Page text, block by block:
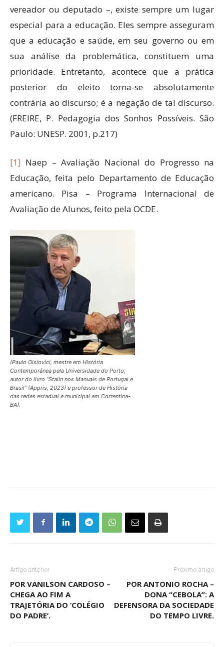
vereador ou deputado –, existe sempre um lugar
especial para a educação. Eles sempre asseguram
que a educação e saúde, em seu governo ou em
sua análise da problemática, constituem uma
prioridade. Entretanto, acontece que a prática
posterior do eleito torna-se absolutamente
contrária ao discurso; é a negação de tal discurso.
(FREIRE, P. Pedagogia dos Sonhos Possíveis. São
Paulo: UNESP. 2001, p.217)
[1] Naep – Avaliação Nacional do Progresso na
Educação, feita pelo Departamento de Educação
americano. Pisa – Programa Internacional de
Avaliação de Alunos, feito pela OCDE.
(Paulo Oisiovici, mestre em História
Contemporânea pela Universidade do Porto,
autor do livro “Stalin nos Manuais de Portugal e
Brasil” (Appris, 2023) e professor de História
das redes estadual e municipal em Correntina-
BA).
Artigo anterior
POR VANILSON CARDOSO –
CHEGA AO FIM A
TRAJETÓRIA DO ‘COLÉGIO
DO PADRE’.
Próximo artigo
POR ANTONIO ROCHA –
DONA “CEBOLA”: A
DEFENSORA DA SOCIEDADE
DO TEMPO LIVRE.